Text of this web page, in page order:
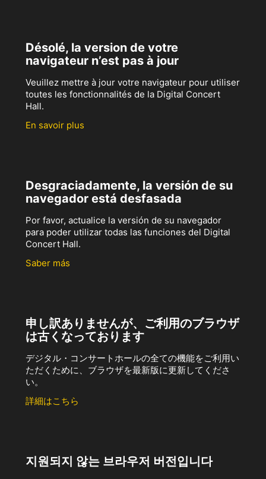
Désolé, la version de votre
navigateur n’est pas à jour
Veuillez mettre à jour votre navigateur pour utiliser
toutes les fonctionnalités de la Digital Concert
Hall.
En savoir plus
Desgraciadamente, la versión de su
navegador está desfasada
Por favor, actualice la versión de su navegador
para poder utilizar todas las funciones del Digital
Concert Hall.
Saber más
申し訳ありませんが、ご利用のブラウザ
は古くなっております
デジタル・コンサートホールの全ての機能をご利用い
ただくために、ブラウザを最新版に更新してくださ
い。
詳細はこちら
지원되지 않는 브라우저 버전입니다